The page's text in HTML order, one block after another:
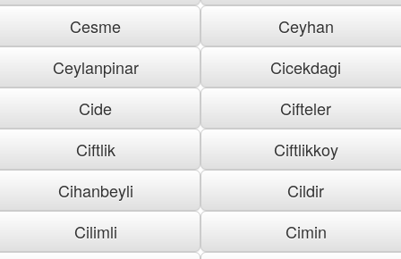
Cesme
Ceyhan
Ceylanpinar
Cicekdagi
Cide
Cifteler
Ciftlik
Ciftlikkoy
Cihanbeyli
Cildir
Cilimli
Cimin